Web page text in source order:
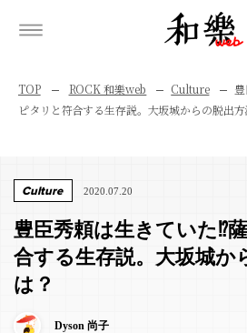
TOP ROCK 和樂web Culture
ピタリと符合する生存説。大坂城からの脱出方
Culture 2020.07.20
豊臣秀頼は生きていた⁉︎
合する生存説。大坂城か
は？
Dyson 尚子